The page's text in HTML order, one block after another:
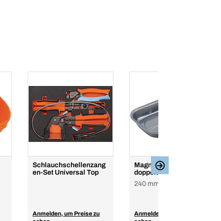
Schlauchschellenzang
en-Set Universal Top
Anmelden, um Preise zu
Magnetschale A2
doppelt
240 mm
Anmelden, um Preise zu